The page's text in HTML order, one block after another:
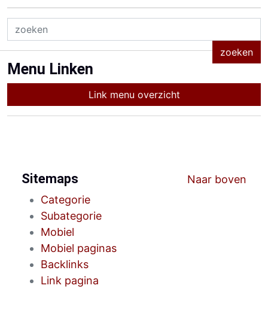
Menu Linken
Link menu overzicht
Naar boven
Sitemaps
Categorie
Subategorie
Mobiel
Mobiel paginas
Backlinks
Link pagina